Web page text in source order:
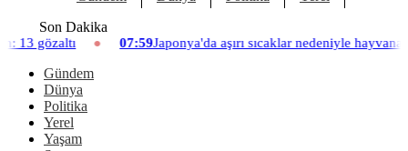
Son Dakika
07:59 Japonya'da aşırı sıcaklar nedeniyle hayvanat bahçesinde üç
Gündem
Dünya
Politika
Yerel
Yaşam